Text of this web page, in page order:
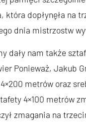
dopłynęła na
dnia mistrzostw
dały nam także
Ponieważ, Jakub
metrów oraz
4×100 metrów
zmagania na